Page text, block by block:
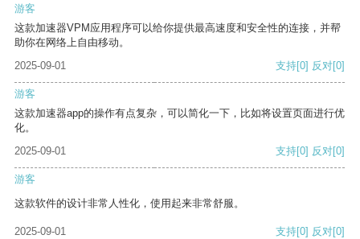
游客
这款加速器VPM应用程序可以给你提供最高速度和安全性的连接，并帮
助你在网络上自由移动。
2025-09-01
支持[0] 反对[0]
游客
这款加速器app的操作有点复杂，可以简化一下，比如将设置页面进行优
化。
2025-09-01
支持[0] 反对[0]
游客
这款软件的设计非常人性化，使用起来非常舒服。
2025-09-01 支持[0] 反对[0]